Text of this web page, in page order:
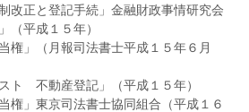
改正と登記手続」金融財政事情研究会
（平成１５年）
権」（月報司法書士平成１５年６月
ト 不動産登記」（平成１５年）
権」東京司法書士協同組合（平成１６